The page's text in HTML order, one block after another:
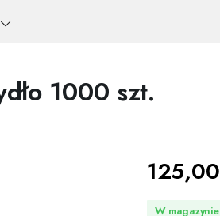
1000 szt.
125,00
W magazynie